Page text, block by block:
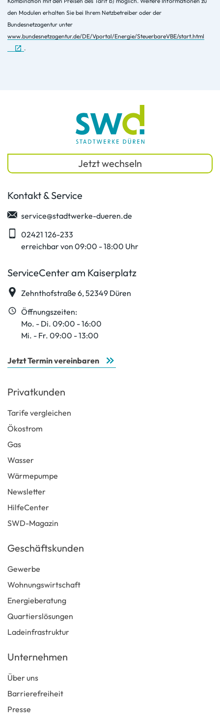
den Modulen erhalten Sie bei Ihrem Netzbetreiber oder der
Bundesnetzagentur unter
www.bundesnetzagentur.de/DE/Vportal/Energie/SteuerbareVBE/start.html
.
Jetzt wechseln
Kontakt & Service
service@stadtwerke-dueren.de
02421 126-233
erreichbar von 09:00 - 18:00 Uhr
ServiceCenter am Kaiserplatz
Zehnthofstraße 6, 52349 Düren
Öffnungszeiten:
Mo. - Di. 09:00 - 16:00
Mi. - Fr. 09:00 - 13:00
Jetzt Termin vereinbaren
Privatkunden
Tarife vergleichen
Ökostrom
Gas
Wasser
Wärmepumpe
Newsletter
HilfeCenter
SWD-Magazin
Geschäftskunden
Gewerbe
Wohnungswirtschaft
Energieberatung
Quartierslösungen
Ladeinfrastruktur
Unternehmen
Über uns
Barrierefreiheit
Presse